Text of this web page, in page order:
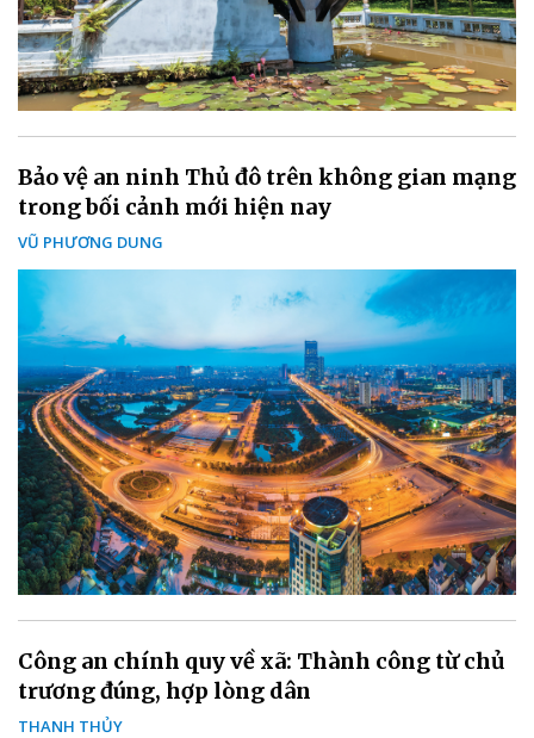
Bảo vệ an ninh Thủ đô trên không gian mạng
trong bối cảnh mới hiện nay
VŨ PHƯƠNG DUNG
Công an chính quy về xã: Thành công từ chủ
trương đúng, hợp lòng dân
THANH THỦY